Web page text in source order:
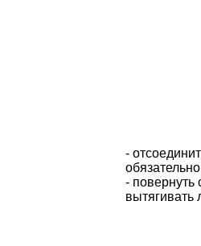
-
- повернуть
вытягивать